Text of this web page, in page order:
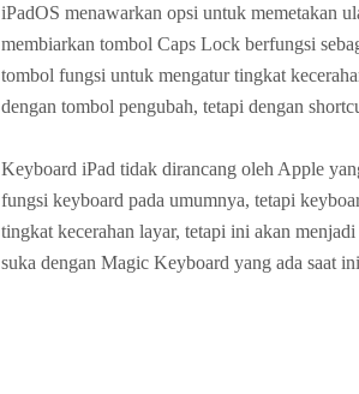
iPadOS menawarkan opsi untuk memetakan
membiarkan tombol Caps Lock berfungsi
tombol fungsi untuk mengatur tingkat
dengan tombol pengubah, tetapi dengan
Keyboard ‌iPad tidak dirancang oleh Apple
fungsi keyboard pada umumnya, tetapi
tingkat kecerahan layar, tetapi ini akan
suka dengan Magic Keyboard yang ada saat